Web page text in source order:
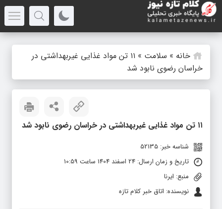
خانه » سلامت »
۱۱ تن مواد غذایی غیربهداشتی در
خراسان رضوی نابود شد
۱۱ تن مواد غذایی غیربهداشتی در خراسان رضوی نابود شد
شناسه خبر: 52135
تاریخ و زمان ارسال: 24 اسفند 1404 ساعت 10:59
منبع: ایرنا
نویسنده: اتاق خبر کلام تازه